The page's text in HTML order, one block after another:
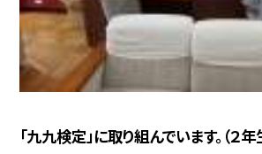
「九九検定」に取り組んでいます。（２年